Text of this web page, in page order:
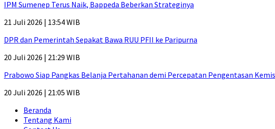
IPM Sumenep Terus Naik, Bappeda Beberkan Strateginya
21 Juli 2026 | 13:54 WIB
DPR dan Pemerintah Sepakat Bawa RUU PFII ke Paripurna
20 Juli 2026 | 21:29 WIB
Prabowo Siap Pangkas Belanja Pertahanan demi Percepatan Pengentasan
20 Juli 2026 | 21:05 WIB
Beranda
Tentang Kami